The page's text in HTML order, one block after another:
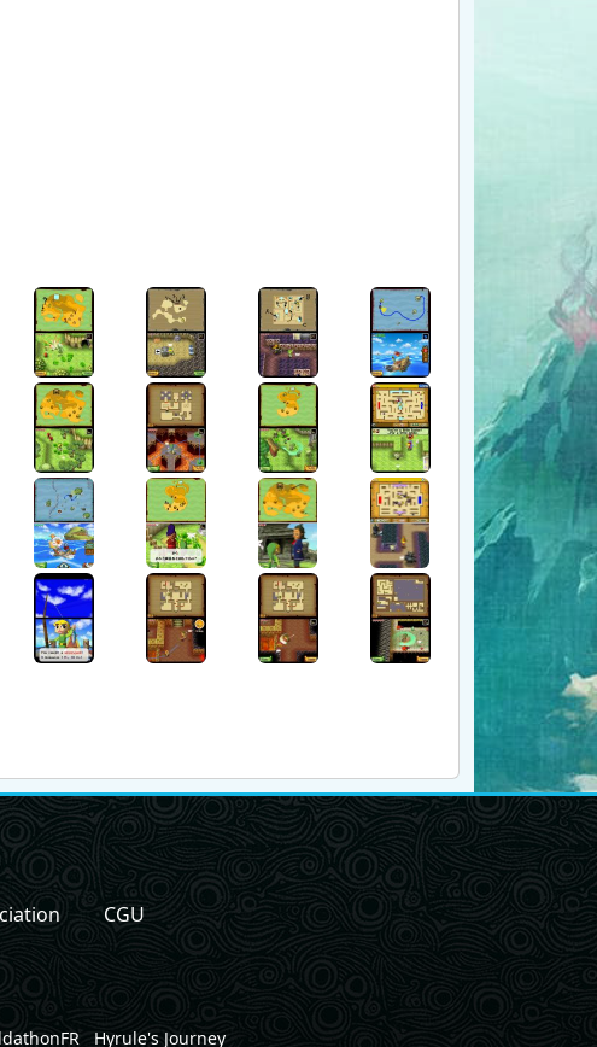
CGU
Hyrule's Journey